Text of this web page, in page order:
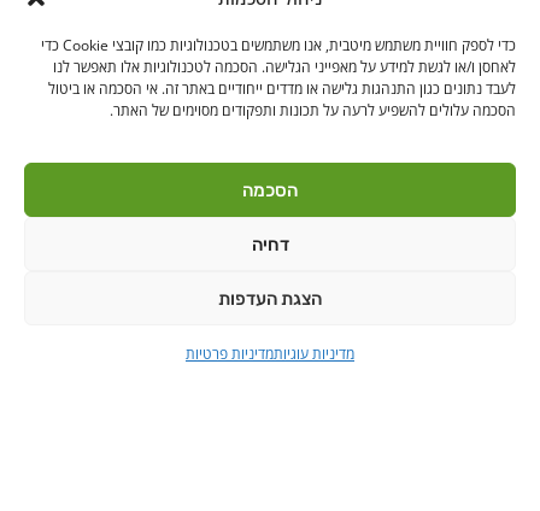
כדי לספק חוויית משתמש מיטבית, אנו משתמשים בטכנולוגיות כמו קובצי Cookie כדי
לאחסן ו/או לגשת למידע על מאפייני הגלישה. הסכמה לטכנולוגיות אלו תאפשר לנו
לעבד נתונים כגון התנהגות גלישה או מדדים ייחודיים באתר זה. אי הסכמה או ביטול
הסכמה עלולים להשפיע לרעה על תכונות ותפקודים מסוימים של האתר.
הסכמה
דחיה
הצגת העדפות
מדיניות עוגיותמדיניות פרטיות